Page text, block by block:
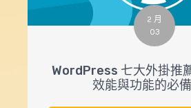
2 月
03
WordPress 七大外掛推
效能與功能的必